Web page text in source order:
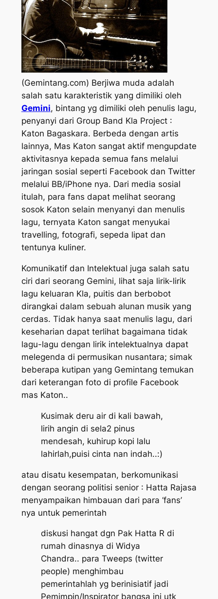
(Gemintang.com) Berjiwa muda adalah
salah satu karakteristik yang dimiliki oleh
Gemini, bintang yg dimiliki oleh penulis lagu,
penyanyi dari Group Band Kla Project :
Katon Bagaskara. Berbeda dengan artis
lainnya, Mas Katon sangat aktif mengupdate
aktivitasnya kepada semua fans melalui
jaringan sosial seperti Facebook dan Twitter
melalui BB/iPhone nya. Dari media sosial
itulah, para fans dapat melihat seorang
sosok Katon selain menyanyi dan menulis
lagu, ternyata Katon sangat menyukai
travelling, fotografi, sepeda lipat dan
tentunya kuliner.
Komunikatif dan Intelektual juga salah satu
ciri dari seorang Gemini, lihat saja lirik-lirik
lagu keluaran Kla, puitis dan berbobot
dirangkai dalam sebuah alunan musik yang
cerdas. Tidak hanya saat menulis lagu, dari
keseharian dapat terlihat bagaimana tidak
lagu-lagu dengan lirik intelektualnya dapat
melegenda di permusikan nusantara; simak
beberapa kutipan yang Gemintang temukan
dari keterangan foto di profile Facebook
mas Katon..
Kusimak deru air di kali bawah,
lirih angin di sela2 pinus
mendesah, kuhirup kopi lalu
lahirlah,puisi cinta nan indah..:)
atau disatu kesempatan, berkomunikasi
dengan seorang politisi senior : Hatta Rajasa
menyampaikan himbauan dari para ‘fans’
nya untuk pemerintah
diskusi hangat dgn Pak Hatta R di
rumah dinasnya di Widya
Chandra.. para Tweeps (twitter
people) menghimbau
pemerintahlah yg berinisiatif jadi
Pemimpin/Inspirator bangsa ini utk